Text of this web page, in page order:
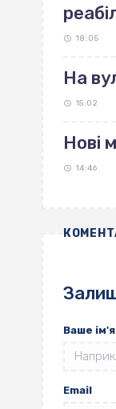
18:05
На
15:02
Нові
14:46
Ваше ім'я
Email